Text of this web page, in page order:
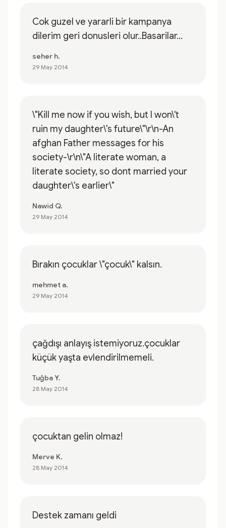
Cok guzel ve yararli bir kampanya
dilerim geri donusleri olur..Basarilar...
seher h.
29 May 2014
\"Kill me now if you wish, but I won\'t
ruin my daughter\'s future\"\r\n-An
afghan Father messages for his
society-\r\n\"A literate woman, a
literate society, so dont married your
daughter\'s earlier\"
Nawid Q.
29 May 2014
Bırakın çocuklar \"çocuk\" kalsın.
mehmet a.
29 May 2014
çağdışı anlayış istemiyoruz.çocuklar
küçük yaşta evlendirilmemeli.
Tuğba Y.
28 May 2014
çocuktan gelin olmaz!
Merve K.
28 May 2014
Destek zamanı geldi